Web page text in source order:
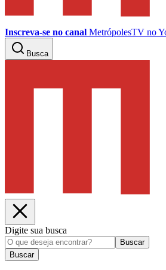
Inscreva-se no canal MetrópolesTV no
Busca
Digite sua busca
Buscar
Buscar